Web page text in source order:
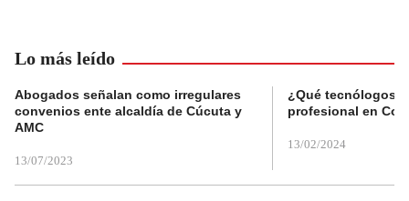
Lo más leído
Abogados señalan como irregulares
convenios ente alcaldía de Cúcuta y
AMC
13/07/2023
¿Qué tecnólogos
profesional en
13/02/2024